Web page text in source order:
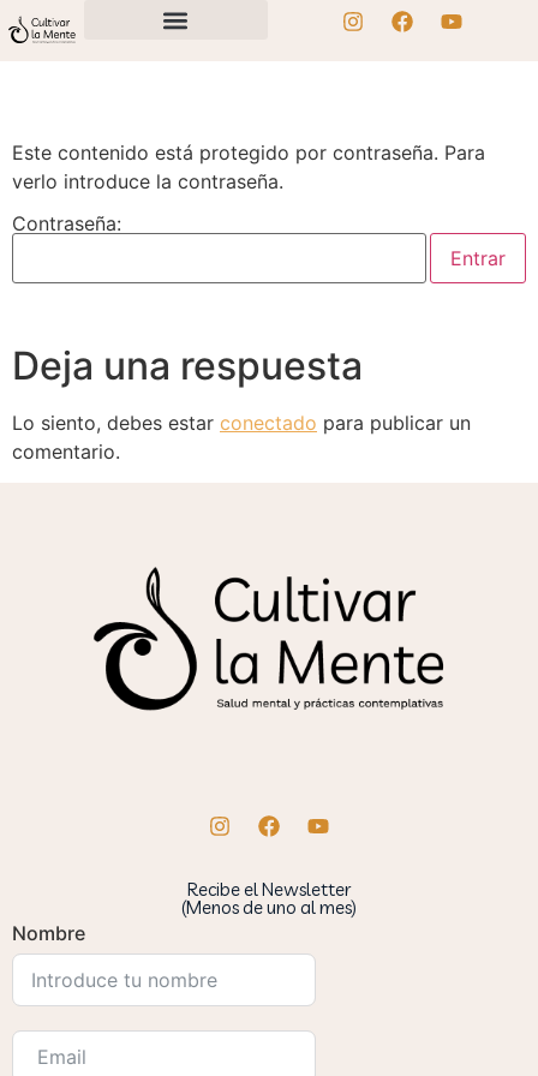
Este contenido está protegido por contraseña. Para
verlo introduce la contraseña.
Contraseña:
Deja una respuesta
Lo siento, debes estar conectado para publicar un
comentario.
Recibe el Newsletter
(Menos de uno al mes)
Nombre